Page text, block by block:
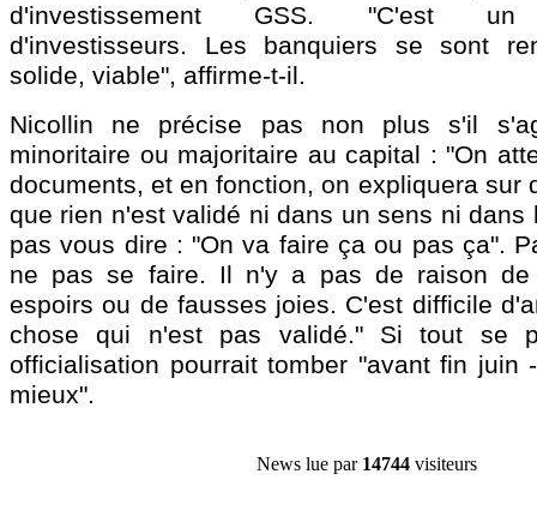
d'investissement GSS. "C'est un
d'investisseurs. Les banquiers se sont
solide, viable", affirme-t-il.
Nicollin ne précise pas non plus s'il
minoritaire ou majoritaire au capital : "On
documents, et en fonction, on expliquera sur
que rien n'est validé ni dans un sens ni dans
pas vous dire : "On va faire ça ou pas ça".
ne pas se faire. Il n'y a pas de raison de
espoirs ou de fausses joies. C'est difficile
chose qui n'est pas validé." Si tout se
officialisation pourrait tomber "avant fin juin
mieux".
News lue par 14744 visiteurs